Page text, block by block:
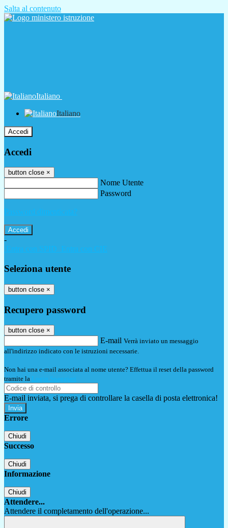
Salta al contenuto
Italiano
Italiano
Accedi
Accedi
button close ×
Nome Utente
Password
Password dimenticata?
-
Entra con SPID
Entra con CIE
Seleziona utente
button close ×
Recupero password
button close ×
E-mail Verrà inviato un messaggio
all'indirizzo indicato con le istruzioni necessarie.
Non hai una e-mail associata al nome utente? Effettua il reset della password
tramite la Login Spaggiari
E-mail inviata, si prega di controllare la casella di posta elettronica!
Errore
Chiudi
Successo
Chiudi
Informazione
Chiudi
Attendere...
Attendere il completamento dell'operazione...